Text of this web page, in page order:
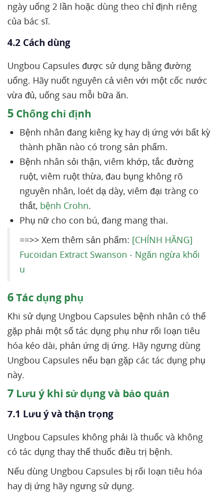
ngày uống 2 lần hoặc dùng theo chỉ định riêng
của bác sĩ.
4.2 Cách dùng
Ungbou Capsules được sử dụng bằng đường
uống. Hãy nuốt nguyên cả viên với một cốc nước
vừa đủ, uống sau mỗi bữa ăn.
5 Chống chỉ định
Bệnh nhân đang kiêng kỵ hay dị ứng với bất kỳ
thành phần nào có trong sản phẩm.
Bệnh nhân sỏi thận, viêm khớp, tắc đường
ruột, viêm ruột thừa, đau bụng không rõ
nguyên nhân, loét dạ dày, viêm đại tràng co
thắt, bệnh Crohn.
Phụ nữ cho con bú, đang mang thai.
==>> Xem thêm sản phẩm: [CHÍNH HÃNG]
Fucoidan Extract Swanson - Ngăn ngừa khối
u
6Tác dụng phụ
Khi sử dụng Ungbou Capsules bệnh nhân có thể
gặp phải một số tác dụng phụ như rối loạn tiêu
hóa kéo dài, phản ứng dị ứng. Hãy ngưng dùng
Ungbou Capsules nếu bạn gặp các tác dụng phụ
này.
7 Lưu ý khi sử dụng và bảo quản
7.1 Lưu ý và thận trọng
Ungbou Capsules không phải là thuốc và không
có tác dụng thay thế thuốc điều trị bệnh.
Nếu dùng Ungbou Capsules bị rối loạn tiêu hóa
hay dị ứng hãy ngưng sử dụng.